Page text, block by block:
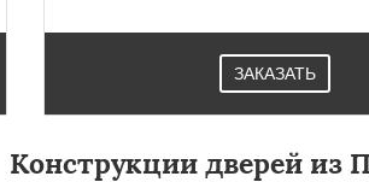
ЗАКАЗАТЬ
Конструкции дверей из